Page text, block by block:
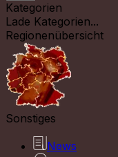
Kategorien
Lade Kategorien...
Regionenübersicht
Sonstiges
News